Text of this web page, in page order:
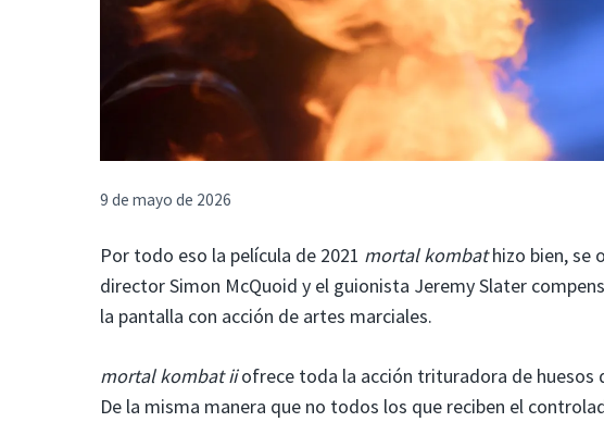
9 de mayo de 2026
Por todo eso la película de 2021 mortal kombathizo bien, se
director Simon McQuoid y el guionista Jeremy Slater
la pantalla con acción de artes marciales.
mortal kombat iiofrece toda la acción trituradora de huesos
De la misma manera que no todos los que reciben el